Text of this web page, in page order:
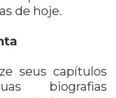
de hoje.
seus capítulos
biografias